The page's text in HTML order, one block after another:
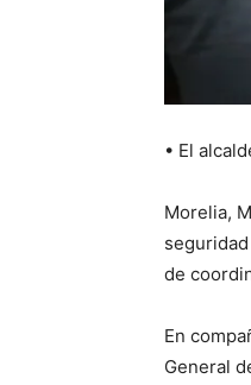
• El
Morelia,
de
En
General